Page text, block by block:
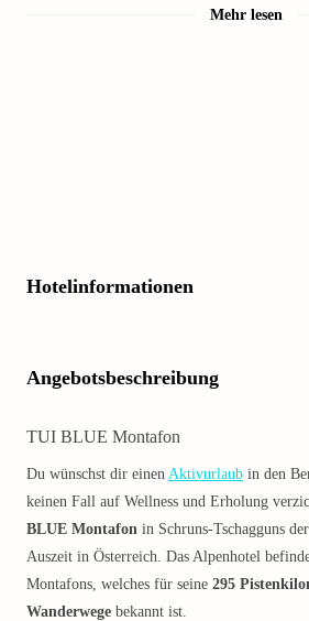
Mehr lesen
Hotelinformationen
Angebotsbeschreibung
TUI BLUE Montafon
Du wünschst dir einen Aktivurlaub in den
keinen Fall auf Wellness und Erholung
BLUE Montafon in Schruns-Tschagguns
Auszeit in Österreich. Das Alpenhotel
Montafons, welches für seine 295
Wanderwege bekannt ist.